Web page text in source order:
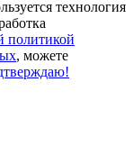
технология
политикой
, можете